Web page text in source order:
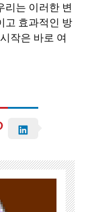
리는 이러한 변
고 효과적인 방
작은 바로 여